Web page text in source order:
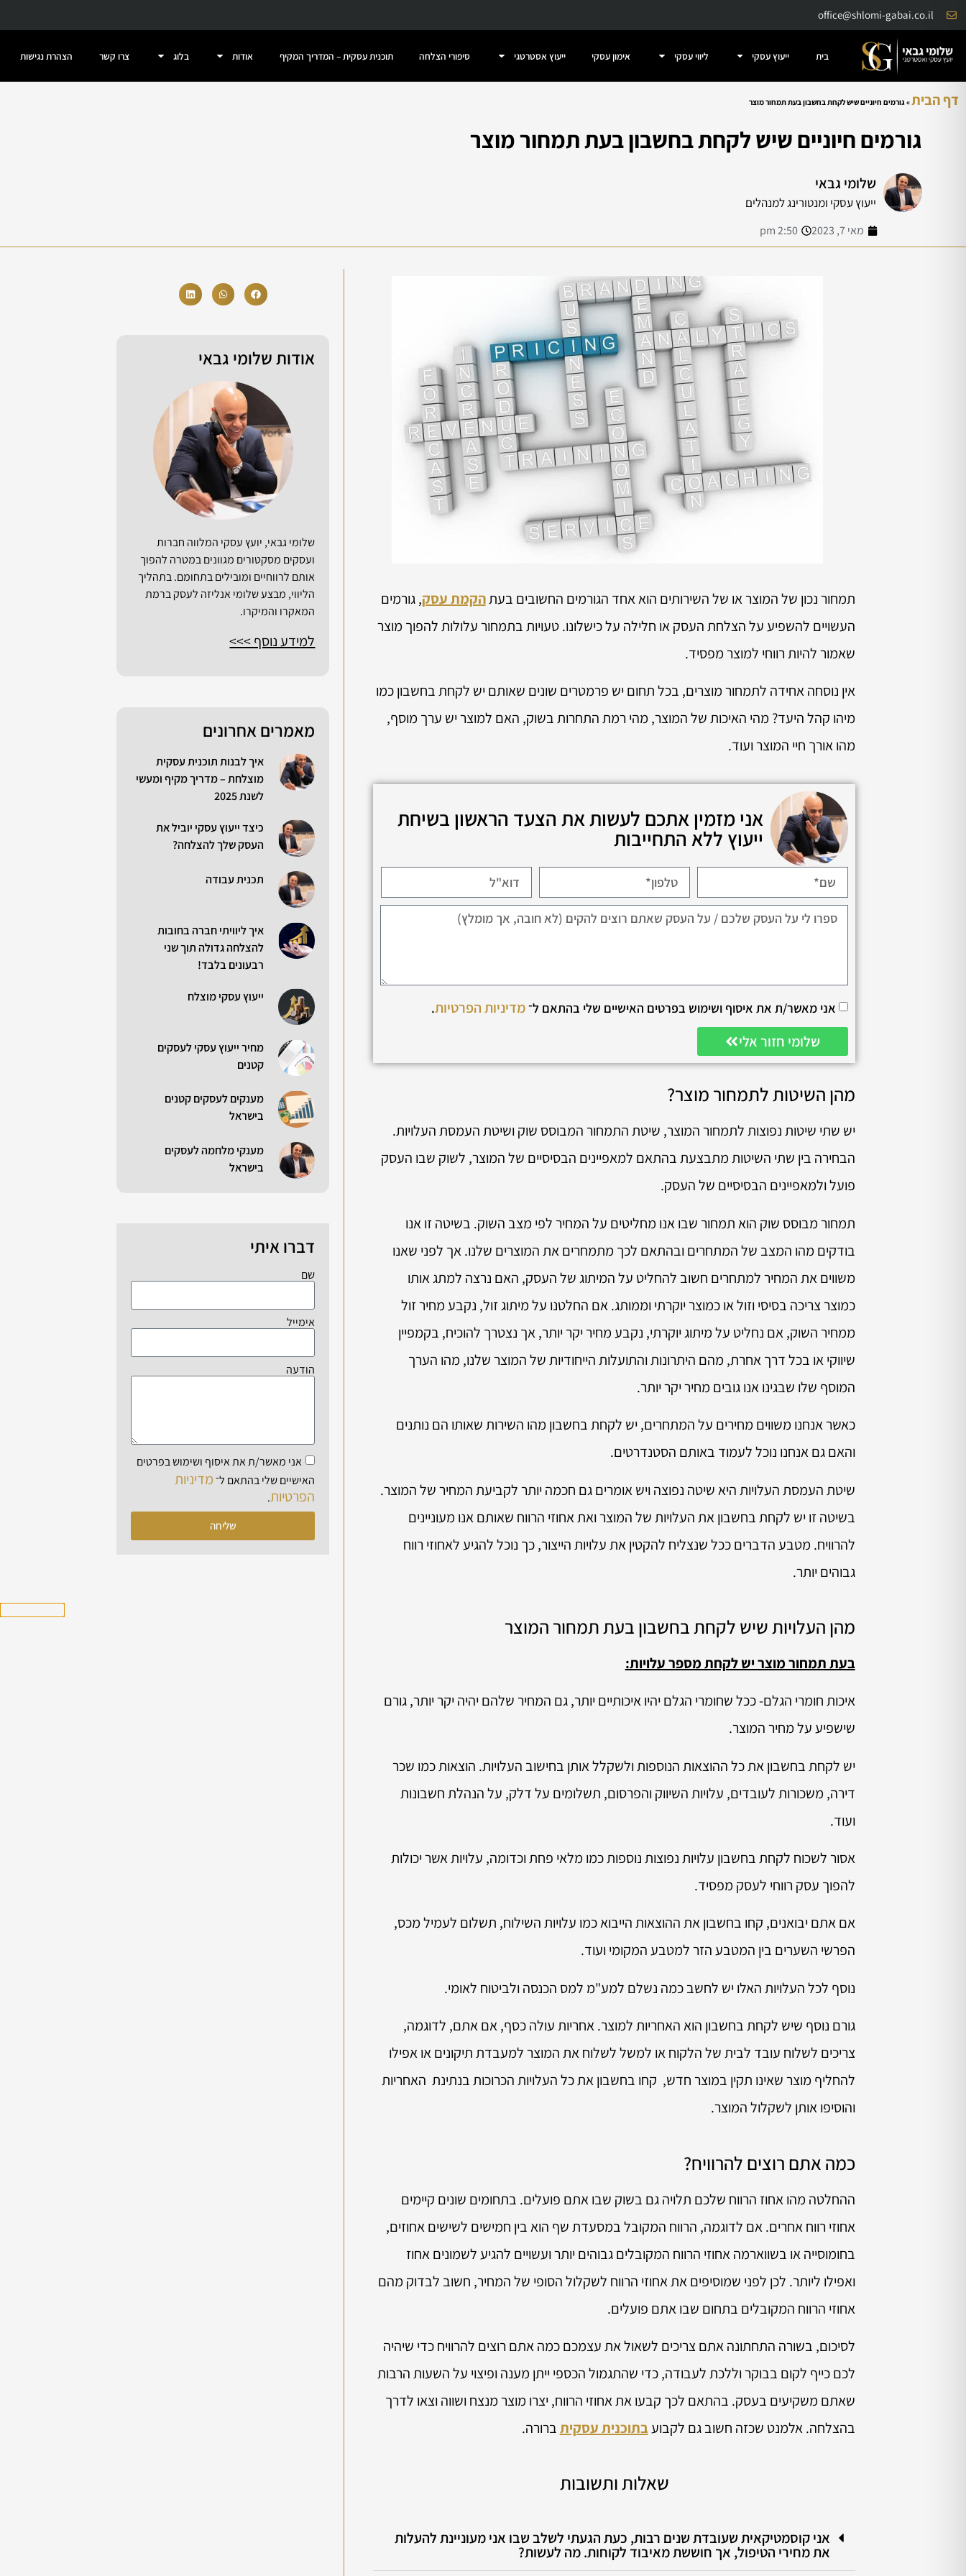
office@shlomi-gabai.co.il
בית ייעוץ עסקי ליווי עסקי אימון עסקי ייעוץ אסטרטגי סיפורי הצלחה תוכנית עסקית – המדריך המקיף אודות בלוג צרו קשר הצהרת נגישות
דף הבית»גורמים חיוניים שיש לקחת בחשבון בעת תמחור מוצר
גורמים חיוניים שיש לקחת בחשבון בעת תמחור מוצר
שלומי גבאי
ייעוץ עסקי ומנטורינג למנהלים
מאי 7, 2023 2:50 pm
תמחור נכון של המוצר או של השירותים הוא אחד הגורמים החשובים בעתהקמת עסק, גורמים
העשויים להשפיע על הצלחת העסק או חלילה על כישלונו. טעויות בתמחור עלולות להפוך מוצר
שאמור להיות רווחי למוצר מפסיד.
אין נוסחה אחידה לתמחור מוצרים, בכל תחום יש פרמטרים שונים שאותם יש לקחת בחשבון כמו
מיהו קהל היעד? מהי האיכות של המוצר, מהי רמת התחרות בשוק, האם למוצר יש ערך מוסף,
מהו אורך חיי המוצר ועוד.
אני מזמין אתכם לעשות את הצעד הראשון בשיחת
ייעוץ ללא התחייבות
אני מאשר/ת את איסוף ושימוש בפרטים האישיים שלי בהתאם ל־מדיניות הפרטיות.
שלומי חזור אלי
מהן השיטות לתמחור מוצר?
יש שתי שיטות נפוצות לתמחור המוצר, שיטת התמחור המבוסס שוק ושיטת העמסת העלויות.
הבחירה בין שתי השיטות מתבצעת בהתאם למאפיינים הבסיסיים של המוצר, לשוק שבו העסק
פועל ולמאפיינים הבסיסיים של העסק.
תמחור מבוסס שוק הוא תמחור שבו אנו מחליטים על המחיר לפי מצב השוק. בשיטה זו אנו
בודקים מהו המצב של המתחרים ובהתאם לכך מתמחרים את המוצרים שלנו. אך לפני שאנו
משווים את המחיר למתחרים חשוב להחליט על המיתוג של העסק, האם נרצה למתג אותו
כמוצר צריכה בסיסי וזול או כמוצר יוקרתי וממותג. אם החלטנו על מיתוג זול, נקבע מחיר זול
ממחיר השוק, אם נחליט על מיתוג יוקרתי, נקבע מחיר יקר יותר, אך נצטרך להוכיח, בקמפיין
שיווקי או בכל דרך אחרת, מהם היתרונות והתועלות הייחודיות של המוצר שלנו, מהו הערך
המוסף שלו שבגינו אנו גובים מחיר יקר יותר.
כאשר אנחנו משווים מחירים על המתחרים, יש לקחת בחשבון מהו השירות שאותו הם נותנים
והאם גם אנחנו נוכל לעמוד באותם הסטנדרטים.
שיטת העמסת העלויות היא שיטה נפוצה ויש אומרים גם חכמה יותר לקביעת המחיר של המוצר.
בשיטה זו יש לקחת בחשבון את העלויות של המוצר ואת אחוזי הרווח שאותם אנו מעוניינים
להרוויח. מטבע הדברים ככל שנצליח להקטין את עלויות הייצור, כך נוכל להגיע לאחוזי רווח
גבוהים יותר.
מהן העלויות שיש לקחת בחשבון בעת תמחור המוצר
בעת תמחור מוצר יש לקחת מספר עלויות:
איכות חומרי הגלם- ככל שחומרי הגלם יהיו איכותיים יותר, גם המחיר שלהם יהיה יקר יותר, גורם
שישפיע על מחיר המוצר.
יש לקחת בחשבון את כל ההוצאות הנוספות ולשקלל אותן בחישוב העלויות. הוצאות כמו שכר
דירה, משכורות לעובדים, עלויות השיווק והפרסום, תשלומים על דלק, על הנהלת חשבונות
ועוד.
אסור לשכוח לקחת בחשבון עלויות נפוצות נוספות כמו מלאי פחת וכדומה, עלויות אשר יכולות
להפוך עסק רווחי לעסק מפסיד.
אם אתם יבואנים, קחו בחשבון את ההוצאות הייבוא כמו עלויות השילוח, תשלום לעמיל מכס,
הפרשי השערים בין המטבע הזר למטבע המקומי ועוד.
נוסף לכל העלויות האלו יש לחשב כמה נשלם למע"מ למס הכנסה ולביטוח לאומי.
גורם נוסף שיש לקחת בחשבון הוא האחריות למוצר. אחריות עולה כסף, אם אתם, לדוגמה,
צריכים לשלוח עובד לבית של הלקוח או למשל לשלוח את המוצר למעבדת תיקונים או אפילו
להחליף מוצר שאינו תקין במוצר חדש, קחו בחשבון את כל העלויות הכרוכות בנתינת האחריות
והוסיפו אותן לשקלול המוצר.
כמה אתם רוצים להרוויח?
ההחלטה מהו אחוז הרווח שלכם תלויה גם בשוק שבו אתם פועלים. בתחומים שונים קיימים
אחוזי רווח אחרים. אם לדוגמה, הרווח המקובל במסעדת שף הוא בין חמישים לשישים אחוזים,
בחומוסייה או בשווארמה אחוזי הרווח המקובלים גבוהים יותר ועשויים להגיע לשמונים אחוז
ואפילו ליותר. לכן לפני שמוסיפים את אחוזי הרווח לשקלול הסופי של המחיר, חשוב לבדוק מהם
אחוזי הרווח המקובלים בתחום שבו אתם פועלים.
לסיכום, בשורה התחתונה אתם צריכים לשאול את עצמכם כמה אתם רוצים להרוויח כדי שיהיה
לכם כייף לקום בבוקר וללכת לעבודה, כדי שהתגמול הכספי ייתן מענה ופיצוי על השעות הרבות
שאתם משקיעים בעסק. בהתאם לכך קבעו את אחוזי הרווח, יצרו מוצר מנצח ושווה וצאו לדרך
בהצלחה. אלמנט שכזה חשוב גם לקבועבתוכנית עסקיתברורה.
שאלות ותשובות
אני קוסמטיקאית שעובדת שנים רבות, כעת הגעתי לשלב שבו אני מעוניינת להעלות
את מחירי הטיפול, אך חוששת מאיבוד לקוחות. מה לעשות?
אודות שלומי גבאי
שלומי גבאי, יועץ עסקי המלווה חברות
ועסקים מסקטורים מגוונים במטרה להפוך
אותם לרווחיים ומובילים בתחומם. בתהליך
הליווי, מבצע שלומי אנליזה לעסק ברמת
המאקרו והמיקרו.
למידע נוסף >>>
מאמרים אחרונים
איך לבנות תוכנית עסקית
מוצלחת – מדריך מקיף ומעשי
לשנת 2025
כיצד ייעוץ עסקי יוביל את
העסק שלך להצלחה?
תכנית עבודה
איך ליוויתי חברה בחובות
להצלחה גדולה תוך שני
רבעונים בלבד!
ייעוץ עסקי מוצלח
מחיר ייעוץ עסקי לעסקים
קטנים
מענקים לעסקים קטנים
בישראל
מענקי מלחמה לעסקים
בישראל
דברו איתי
שם
אימייל
הודעה
אני מאשר/ת את איסוף ושימוש בפרטים
האישיים שלי בהתאם ל־מדיניות
הפרטיות.
שליחה